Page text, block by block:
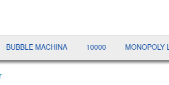
MACHINA 10000 MONOPOLY LIVE